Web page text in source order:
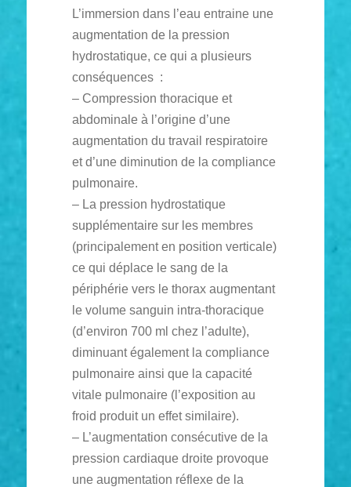
L’immersion dans l’eau entraine une
augmentation de la pression
hydrostatique, ce qui a plusieurs
conséquences :
– Compression thoracique et
abdominale à l’origine d’une
augmentation du travail respiratoire
et d’une diminution de la compliance
pulmonaire.
– La pression hydrostatique
supplémentaire sur les membres
(principalement en position verticale)
ce qui déplace le sang de la
périphérie vers le thorax augmentant
le volume sanguin intra-thoracique
(d’environ 700 ml chez l’adulte),
diminuant également la compliance
pulmonaire ainsi que la capacité
vitale pulmonaire (l’exposition au
froid produit un effet similaire).
– L’augmentation consécutive de la
pression cardiaque droite provoque
une augmentation réflexe de la